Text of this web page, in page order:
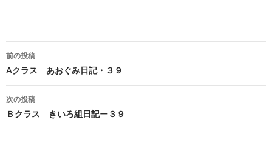
投
稿
ナ
前の投稿
Aクラス あおぐみ日記・３９
次の投稿
Ｂクラス きいろ組日記ー３９